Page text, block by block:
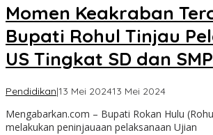
Momen Keakraban
Bupati Rohul Tinjau
US Tingkat SD dan SMP
Pendidikan|13 Mei 202413 Mei 2024oleh
Mengabarkan.com – Bupati Rokan Hulu
melakukan peninjauaan pelaksanaan Ujian